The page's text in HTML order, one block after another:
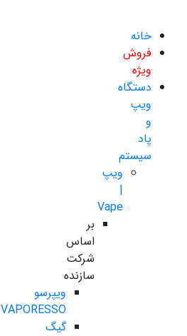
خانه
فروش
ویژه
دستگاه
ویپ
و
پاد
سیستم
ویپ
|
Vape
بر
اساس
شرکت
سازنده
ویپرسو
VAPORESSO
گیگ